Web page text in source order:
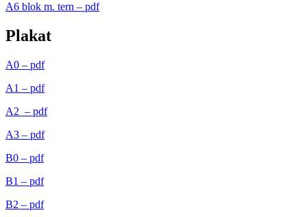
A6 blok m. tern – pdf
Plakat
A0 – pdf
A1 – pdf
A2 – pdf
A3 – pdf
B0 – pdf
B1 – pdf
B2 – pdf